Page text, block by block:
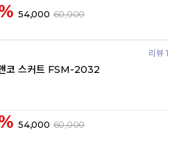
54,000 60,000
리뷰 1
코 스커트 FSM-2032
54,000 60,000